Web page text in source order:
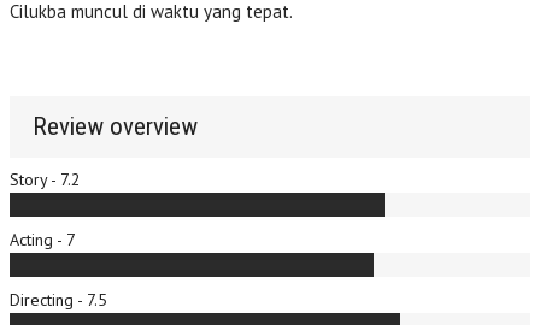
Cilukba muncul di waktu yang tepat.
Review overview
Story - 7.2
Acting - 7
Directing - 7.5